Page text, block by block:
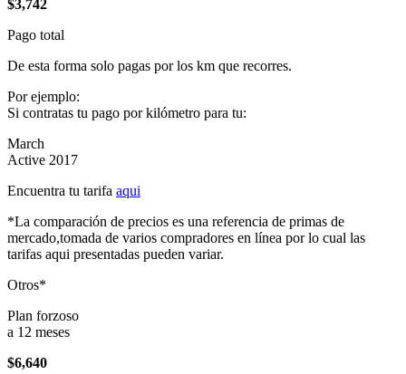
$3,742
Pago total
De esta forma solo pagas por los km que recorres.
Por ejemplo:
Si contratas tu pago por kilómetro para tu:
March
Active 2017
Encuentra tu tarifa aqui
*La comparación de precios es una referencia de primas de
mercado,tomada de varios compradores en línea por lo cual las
tarifas aqui presentadas pueden variar.
Otros*
Plan forzoso
a 12 meses
$6,640